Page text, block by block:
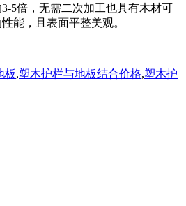
5倍，无需二次加工也具有木材可
能，且表面平整美观。
板,塑木护栏与地板结合价格,塑木护